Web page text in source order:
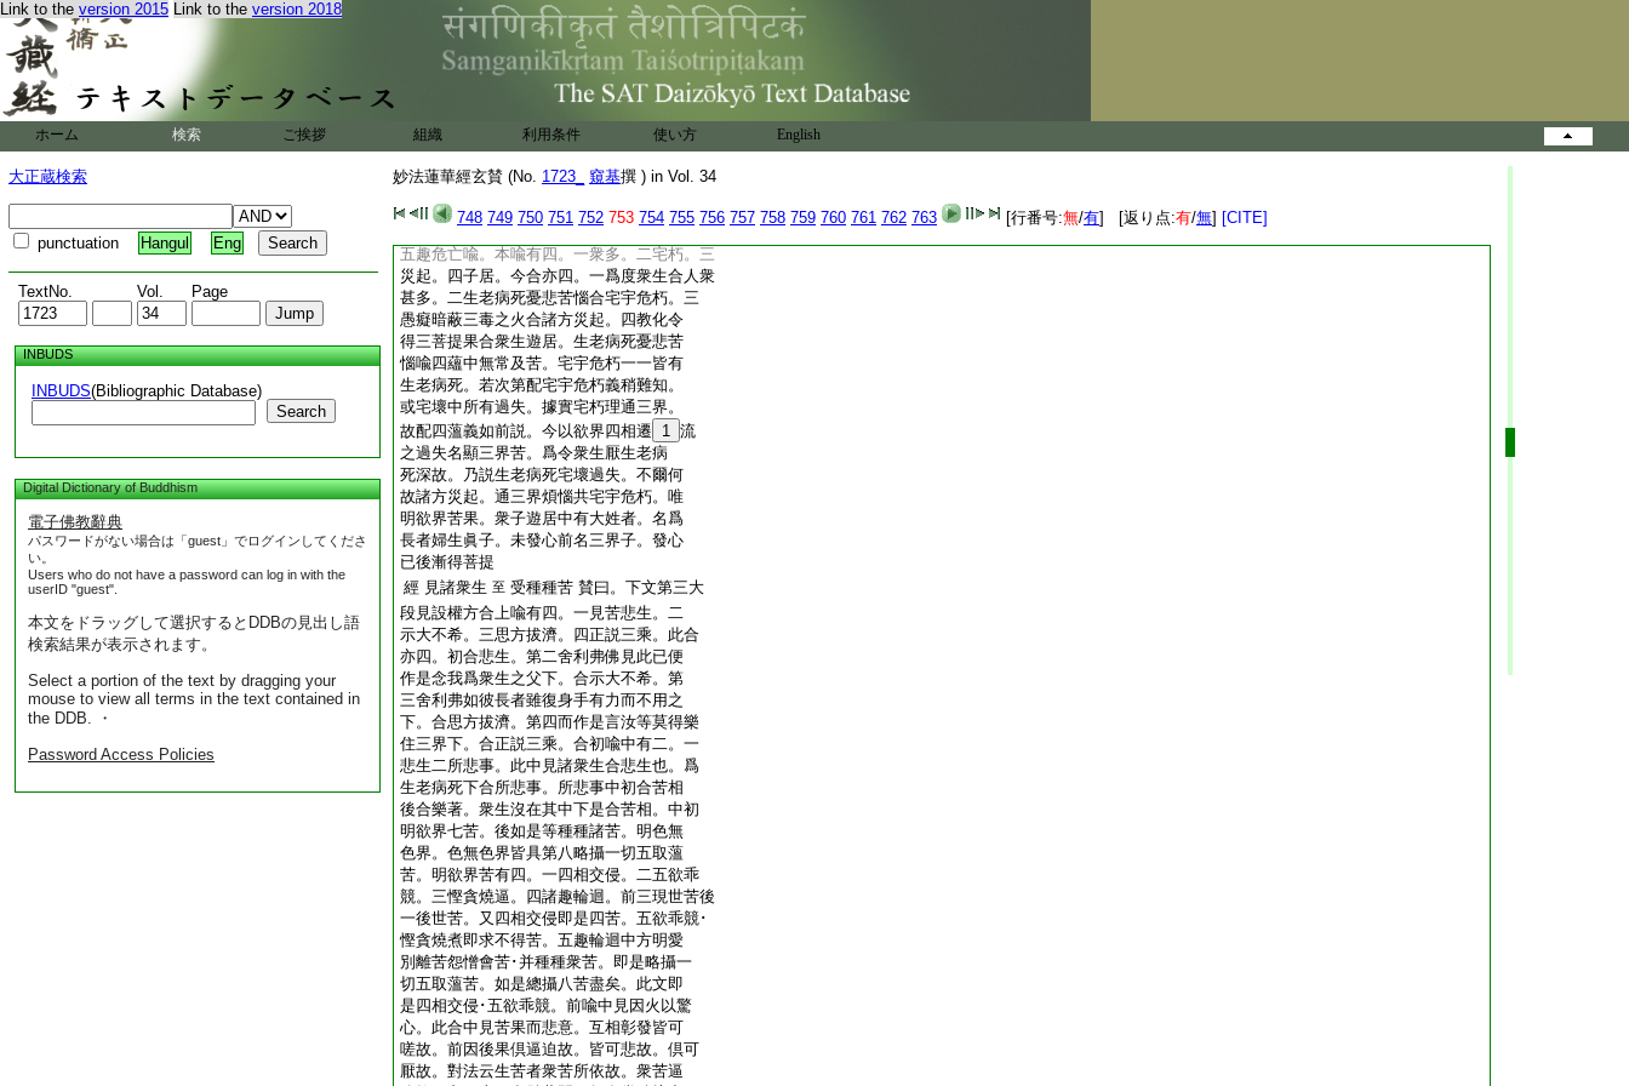
Link to the version 2015 Link to the version 2018
ホーム 検索 ご挨拶 組織 利用条件 使い方 English
大正蔵検索
punctuation Hangul Eng
TextNo. Vol. Page
INBUDS
INBUDS(Bibliographic Database)
Search
Digital Dictionary of Buddhism
電子佛教辭典
パスワードがない場合は「guest」でログインしてくださ
い。
Users who do not have a password can log in with the
userID "guest".
本文をドラッグして選択するとDDBの見出し語
検索結果が表示されます。
Select a portion of the text by dragging your
mouse to view all terms in the text contained in
the DDB. ・
Password Access Policies
妙法蓮華經玄賛 (No. 1723_ 窺基撰 ) in Vol. 34
748 749 750 751 752 753 754 755 756 757 758 759 760 761 762 763 [行番号:無/有] [返り点:有/無] [CITE]
事。此中即説恩斷智徳。如次配前三種長
者。自他雙益表久脩因悲智滿故
經 利益一切 至 朽故火宅 賛曰。第五合宅
相。亦合多宅。遍三界故爲利五趣示於
生示居生死。示於今身方從宅出。此明
佛爲利益故入宅。衆生依利益而出宅。即
一乘教行故
經 爲度衆生
至 三菩提 賛曰。第二大段合
五趣危亡喩。本喩有四。一衆多。二宅朽。三
災起。四子居。今合亦四。一爲度衆生合人衆
甚多。二生老病死憂悲苦惱合宅宇危朽。三
愚癡暗蔽三毒之火合諸方災起。四教化令
得三菩提果合衆生遊居。生老病死憂悲苦
惱喩四蘊中無常及苦。宅宇危朽一一皆有
生老病死。若次第配宅宇危朽義稍難知。
或宅壞中所有過失。據實宅朽理通三界。
故配四薀義如前説。今以欲界四相遷
1 流
之過失名顯三界苦。爲令衆生厭生老病
死深故。乃説生老病死宅壞過失。不爾何
故諸方災起。通三界煩惱共宅宇危朽。唯
明欲界苦果。衆子遊居中有大姓者。名爲
長者婦生眞子。未發心前名三界子。發心
已後漸得菩提
經 見諸衆生 至 受種種苦 賛曰。下文第三大
段見設權方合上喩有四。一見苦悲生。二
示大不希。三思方拔濟。四正説三乘。此合
亦四。初合悲生。第二舍利弗佛見此已便
作是念我爲衆生之父下。合示大不希。第
三舍利弗如彼長者雖復身手有力而不用之
下。合思方拔濟。第四而作是言汝等莫得樂
住三界下。合正説三乘。合初喩中有二。一
悲生二所悲事。此中見諸衆生合悲生也。爲
生老病死下合所悲事。所悲事中初合苦相
後合樂著。衆生沒在其中下是合苦相。中初
明欲界七苦。後如是等種種諸苦。明色無
色界。色無色界皆具第八略攝一切五取薀
苦。明欲界苦有四。一四相交侵。二五欲乖
競。三慳貪燒逼。四諸趣輪迴。前三現世苦後
一後世苦。又四相交侵即是四苦。五欲乖競･
慳貪燒煮即求不得苦。五趣輪迴中方明愛
別離苦怨憎會苦･并種種衆苦。即是略攝一
切五取薀苦。如是總攝八苦盡矣。此文即
是四相交侵･五欲乖競。前喩中見因火以驚
心。此合中見苦果而悲意。互相彰發皆可
嗟故。前因後果倶逼迫故。皆可悲故。倶可
厭故。對法云生苦者衆苦所依故。衆苦逼